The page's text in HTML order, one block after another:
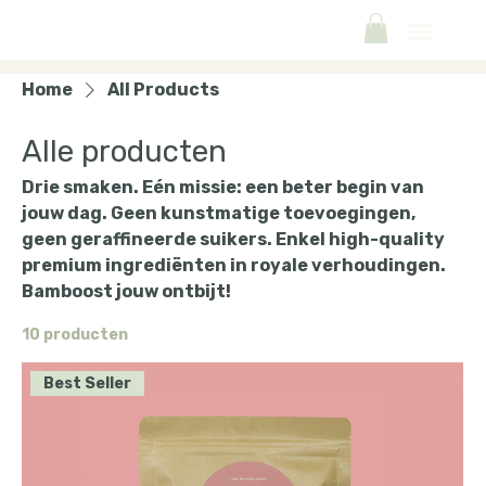
Home All Products
Alle producten
Drie smaken. Eén missie: een beter begin van
jouw dag. Geen kunstmatige toevoegingen,
geen geraffineerde suikers. Enkel high-quality
premium ingrediënten in royale verhoudingen.
Bamboost jouw ontbijt!
10 producten
Best Seller